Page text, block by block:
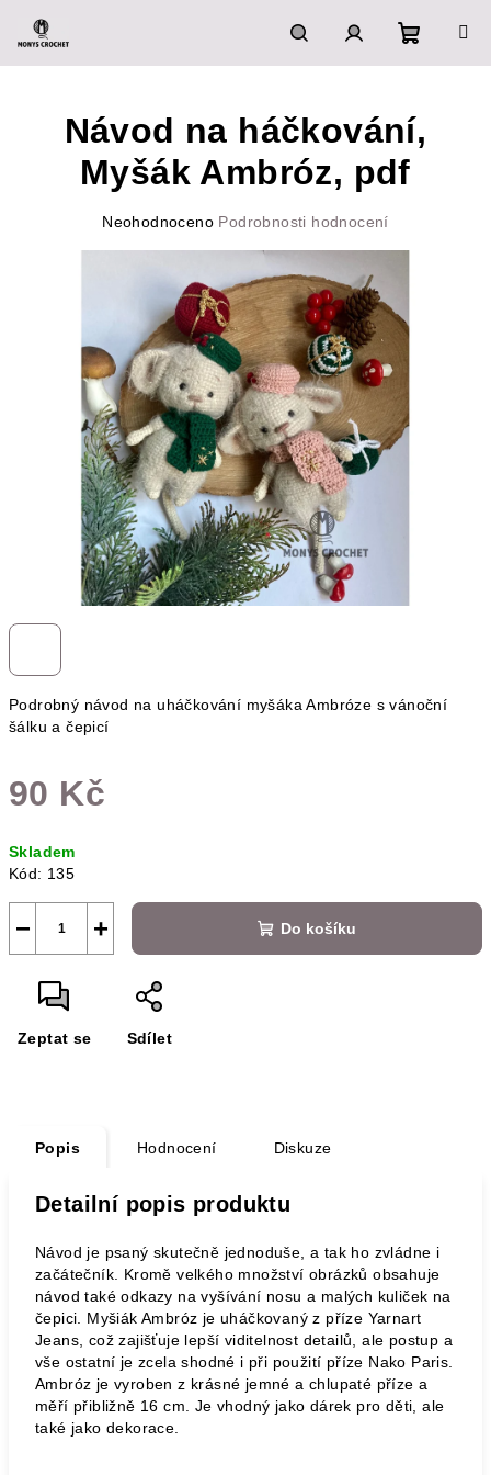
HledatPřihlášeníNákupní
košík
Podrobný návod na uháčkování myšáka Ambróze s vánoční
šálku a čepicí
90 Kč
cena:
Skladem
Kód: 135
+
− Do košíku
Zeptat se Sdílet
Návod na háčkování,
Myšák Ambróz, pdf
Průměrné
5
hvězdiček.
Neohodnoceno Podrobnosti hodnocení
Popis Hodnocení Diskuze
Detailní popis produktu
Návod je psaný skutečně jednoduše, a tak ho zvládne i
začátečník. Kromě velkého množství obrázků obsahuje
návod také odkazy na vyšívání nosu a malých kuliček na
čepici. Myšiák Ambróz je uháčkovaný z příze Yarnart
Jeans, což zajišťuje lepší viditelnost detailů, ale postup a
vše ostatní je zcela shodné i při použití příze Nako Paris.
Ambróz je vyroben z krásné jemné a chlupaté příze a
měří přibližně 16 cm. Je vhodný jako dárek pro děti, ale
také jako dekorace.